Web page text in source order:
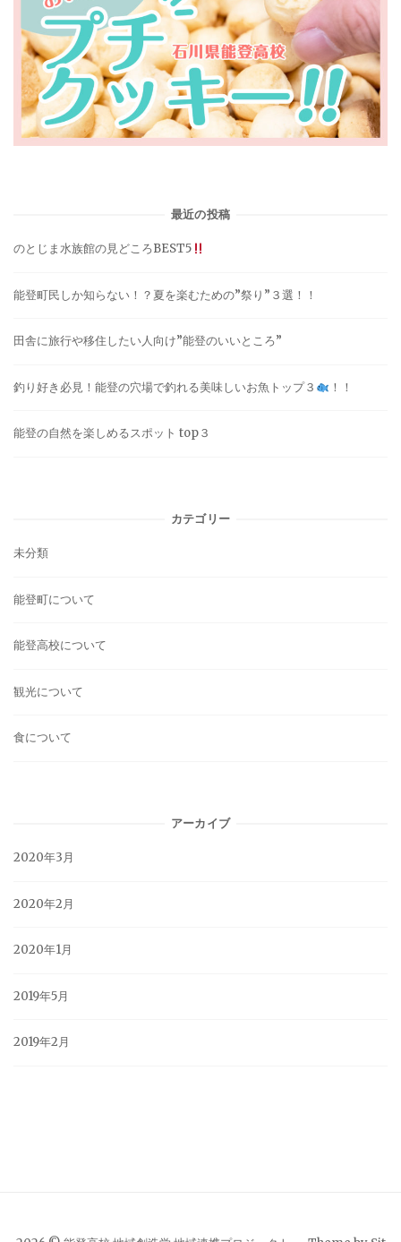
最近の投稿
のとじま水族館の見どころBEST5
能登町民しか知らない！？夏を楽むための”祭り”３選！！
田舎に旅行や移住したい人向け”能登のいいところ”
釣り好き必見！能登の穴場で釣れる美味しいお魚トップ３ ！！
能登の自然を楽しめるスポット top３
カテゴリー
未分類
能登町について
能登高校について
観光について
食について
アーカイブ
2020年3月
2020年2月
2020年1月
2019年5月
2019年2月